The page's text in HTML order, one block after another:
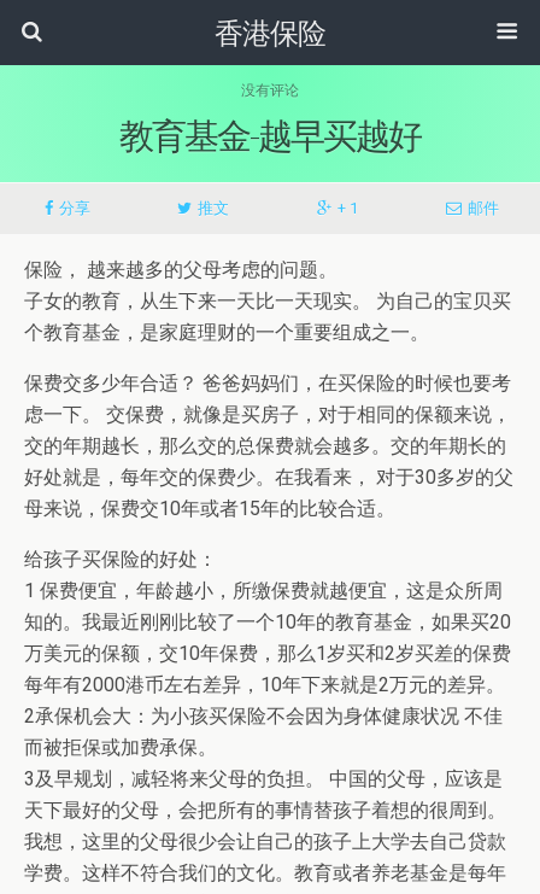
香港保险
没有评论
教育基金-越早买越好
分享 推文 + 1 邮件
保险， 越来越多的父母考虑的问题。
子女的教育，从生下来一天比一天现实。 为自己的宝贝买
个教育基金，是家庭理财的一个重要组成之一。
保费交多少年合适？ 爸爸妈妈们，在买保险的时候也要考
虑一下。 交保费，就像是买房子，对于相同的保额来说，
交的年期越长，那么交的总保费就会越多。交的年期长的
好处就是，每年交的保费少。在我看来， 对于30多岁的父
母来说，保费交10年或者15年的比较合适。
给孩子买保险的好处：
1 保费便宜，年龄越小，所缴保费就越便宜，这是众所周
知的。我最近刚刚比较了一个10年的教育基金，如果买20
万美元的保额，交10年保费，那么1岁买和2岁买差的保费
每年有2000港币左右差异，10年下来就是2万元的差异。
2承保机会大：为小孩买保险不会因为身体健康状况 不佳
而被拒保或加费承保。
3及早规划，减轻将来父母的负担。 中国的父母，应该是
天下最好的父母，会把所有的事情替孩子着想的很周到。
我想，这里的父母很少会让自己的孩子上大学去自己贷款
学费。这样不符合我们的文化。教育或者养老基金是每年